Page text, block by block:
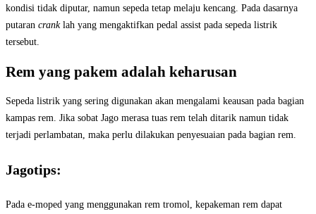
kondisi tidak diputar, namun sepeda tetap melaju kencang. Pada dasarnya
putaran cranklah yang mengaktifkan pedal assist pada sepeda listrik
tersebut.
Rem yang pakem adalah keharusan
Sepeda listrik yang sering digunakan akan mengalami keausan pada bagian
kampas rem. Jika sobat Jago merasa tuas rem telah ditarik namun tidak
terjadi perlambatan, maka perlu dilakukan penyesuaian pada bagian rem.
Jagotips:
Pada e-moped yang menggunakan rem tromol, kepakeman rem dapat